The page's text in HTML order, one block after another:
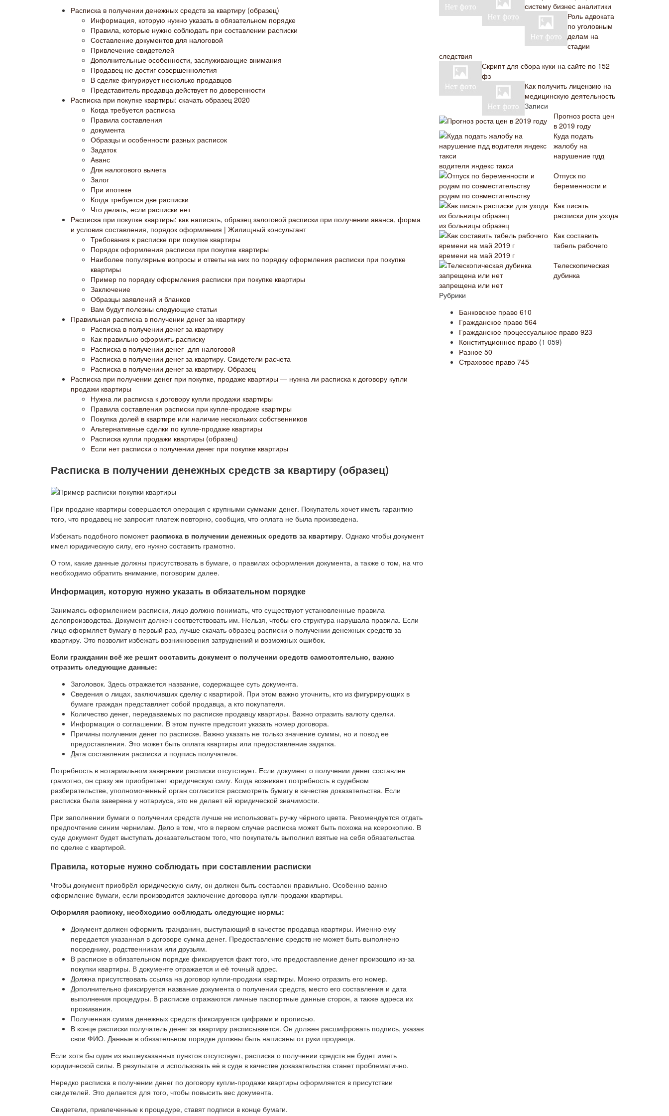
Расписка в получении денежных средств за квартиру (образец)
Информация, которую нужно указать в обязательном порядке
Правила, которые нужно соблюдать при составлении расписки
Составление документов для налоговой
Привлечение свидетелей
Дополнительные особенности, заслуживающие внимания
Продавец не достиг совершеннолетия
В сделке фигурирует несколько продавцов
Представитель продавца действует по доверенности
Расписка при покупке квартиры: скачать образец 2020
Когда требуется расписка
Правила составления
документа
Образцы и особенности разных расписок
Задаток
Аванс
Для налогового вычета
Залог
При ипотеке
Когда требуется две расписки
Что делать, если расписки нет
Расписка при покупке квартиры: как написать, образец залоговой расписки при получении аванса, форма
и условия составления, порядок оформления | Жилищный консультант
Требования к расписке при покупке квартиры
Порядок оформления расписки при покупке квартиры
Наиболее популярные вопросы и ответы на них по порядку оформления расписки при покупке
квартиры
Пример по порядку оформления расписки при покупке квартиры
Заключение
Образцы заявлений и бланков
Вам будут полезны следующие статьи
Правильная расписка в получении денег за квартиру
Расписка в получении денег за квартиру
Как правильно оформить расписку
Расписка в получении денег для налоговой
Расписка в получении денег за квартиру. Свидетели расчета
Расписка в получении денег за квартиру. Образец
Расписка при получении денег при покупке, продаже квартиры — нужна ли расписка к договору купли
продажи квартиры
Нужна ли расписка к договору купли продажи квартиры
Правила составления расписки при купле-продаже квартиры
Покупка долей в квартире или наличие нескольких собственников
Альтернативные сделки по купле-продаже квартиры
Расписка купли продажи квартиры (образец)
Если нет расписки о получении денег при покупке квартиры
Расписка в получении денежных средств за квартиру (образец)
При продаже квартиры совершается операция с крупными суммами денег. Покупатель хочет иметь гарантию
того, что продавец не запросит платеж повторно, сообщив, что оплата не была произведена.
Избежать подобного поможет расписка в получении денежных средств за квартиру. Однако чтобы документ
имел юридическую силу, его нужно составить грамотно.
О том, какие данные должны присутствовать в бумаге, о правилах оформления документа, а также о том, на что
необходимо обратить внимание, поговорим далее.
Информация, которую нужно указать в обязательном порядке
Занимаясь оформлением расписки, лицо должно понимать, что существуют установленные правила
делопроизводства. Документ должен соответствовать им. Нельзя, чтобы его структура нарушала правила. Если
лицо оформляет бумагу в первый раз, лучше скачать образец расписки о получении денежных средств за
квартиру. Это позволит избежать возникновения затруднений и возможных ошибок.
Если гражданин всё же решит составить документ о получении средств самостоятельно, важно
отразить следующие данные:
Заголовок. Здесь отражается название, содержащее суть документа.
Сведения о лицах, заключивших сделку с квартирой. При этом важно уточнить, кто из фигурирующих в
бумаге граждан представляет собой продавца, а кто покупателя.
Количество денег, передаваемых по расписке продавцу квартиры. Важно отразить валюту сделки.
Информация о соглашении. В этом пункте предстоит указать номер договора.
Причины получения денег по расписке. Важно указать не только значение суммы, но и повод ее
предоставления. Это может быть оплата квартиры или предоставление задатка.
Дата составления расписки и подпись получателя.
Потребность в нотариальном заверении расписки отсутствует. Если документ о получении денег составлен
грамотно, он сразу же приобретает юридическую силу. Когда возникает потребность в судебном
разбирательстве, уполномоченный орган согласится рассмотреть бумагу в качестве доказательства. Если
расписка была заверена у нотариуса, это не делает ей юридической значимости.
При заполнении бумаги о получении средств лучше не использовать ручку чёрного цвета. Рекомендуется отдать
предпочтение синим чернилам. Дело в том, что в первом случае расписка может быть похожа на ксерокопию. В
суде документ будет выступать доказательством того, что покупатель выполнил взятые на себя обязательства
по сделке с квартирой.
Правила, которые нужно соблюдать при составлении расписки
Чтобы документ приобрёл юридическую силу, он должен быть составлен правильно. Особенно важно
оформление бумаги, если производится заключение договора купли-продажи квартиры.
Оформляя расписку, необходимо соблюдать следующие нормы:
Документ должен оформить гражданин, выступающий в качестве продавца квартиры. Именно ему
передается указанная в договоре сумма денег. Предоставление средств не может быть выполнено
посреднику, родственникам или друзьям.
В расписке в обязательном порядке фиксируется факт того, что предоставление денег произошло из-за
покупки квартиры. В документе отражается и её точный адрес.
Должна присутствовать ссылка на договор купли-продажи квартиры. Можно отразить его номер.
Дополнительно фиксируется название документа о получении средств, место его составления и дата
выполнения процедуры. В расписке отражаются личные паспортные данные сторон, а также адреса их
проживания.
Полученная сумма денежных средств фиксируется цифрами и прописью.
В конце расписки получатель денег за квартиру расписывается. Он должен расшифровать подпись, указав
свои ФИО. Данные в обязательном порядке должны быть написаны от руки продавца.
Если хотя бы один из вышеуказанных пунктов отсутствует, расписка о получении средств не будет иметь
юридической силы. В результате и использовать её в суде в качестве доказательства станет проблематично.
Нередко расписка в получении денег по договору купли-продажи квартиры оформляется в присутствии
свидетелей. Это делается для того, чтобы повысить вес документа.
Свидетели, привлеченные к процедуре, ставят подписи в конце бумаги.
систему бизнес аналитики
Роль адвоката
по уголовным
делам на
стадии
следствия
Скрипт для сбора куки на сайте по 152
фз
Как получить лицензию на
медицинскую деятельность
Записи
Прогноз роста цен
в 2019 году
Куда подать
жалобу на
нарушение пдд
водителя яндекс такси
Отпуск по
беременности и
родам по совместительству
Как писать
расписки для ухода
из больницы образец
Как составить
табель рабочего
времени на май 2019 г
Телескопическая
дубинка
запрещена или нет
Рубрики
Банковское право 610
Гражданское право 564
Гражданское процессуальное право 923
Конституционное право (1 059)
Разное 50
Страховое право 745